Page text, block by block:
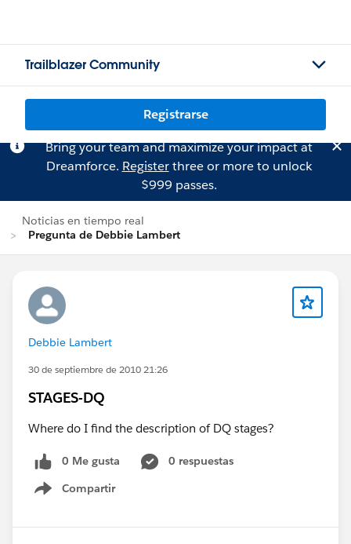
Trailblazer Community
Registrarse
Bring your team and maximize your impact at
Dreamforce. Registerthree or more to unlock
$999 passes.
Noticias en tiempo real
Pregunta de Debbie Lambert
Debbie Lambert
30 de septiembre de 2010 21:26
STAGES-DQ
Where do I find the description of DQ stages?
0 Me gusta
0 respuestas
Compartir
Show menu